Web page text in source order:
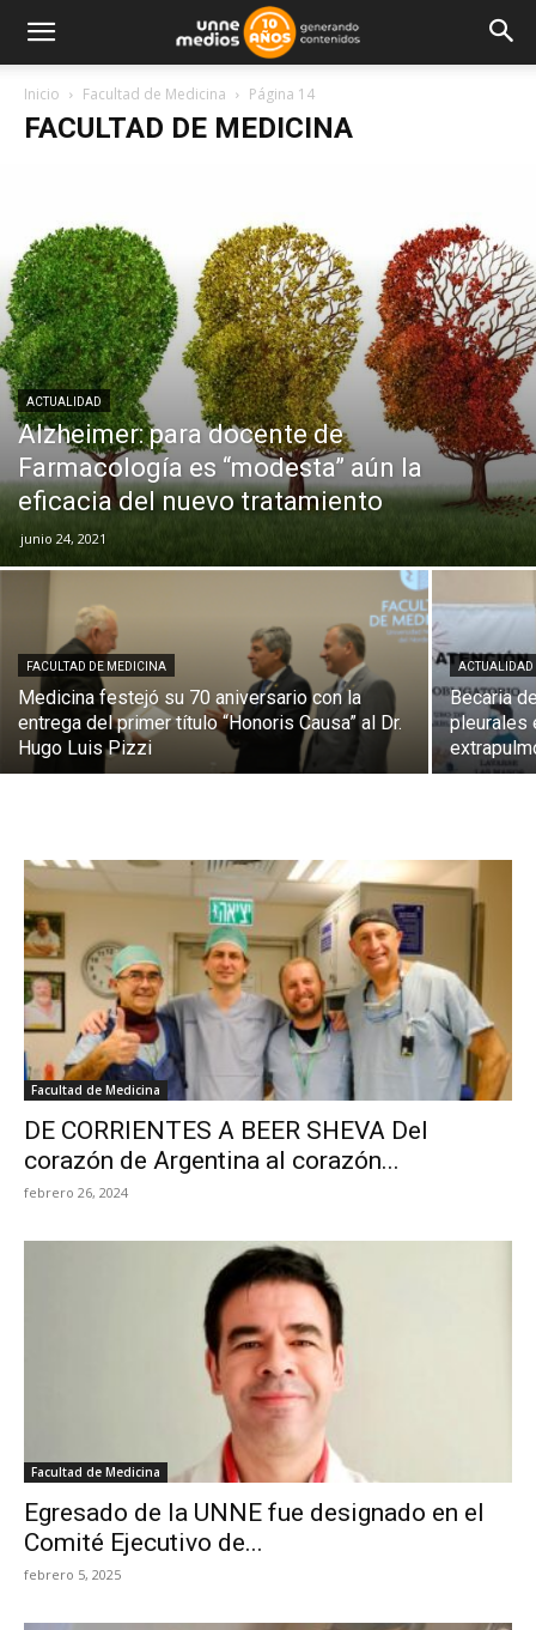
Inicio Facultad de Medicina Página 14
FACULTAD DE MEDICINA
ACTUALIDAD
Alzheimer: para docente de
Farmacología es “modesta” aún la
eficacia del nuevo tratamiento
junio 24, 2021
FACULTAD DE MEDICINA
Medicina festejó su 70 aniversario con la
entrega del primer título “Honoris Causa” al Dr.
Hugo Luis Pizzi
ACTUALIDAD
Becaria
pleurales
Facultad de Medicina
DE CORRIENTES A BEER SHEVA Del
corazón de Argentina al corazón...
febrero 26, 2024
Facultad de Medicina
Egresado de la UNNE fue designado en el
Comité Ejecutivo de...
febrero 5, 2025